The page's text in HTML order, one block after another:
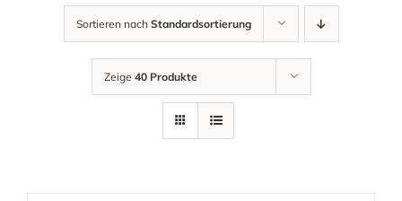
Sortieren nach Standardsortierung
Zeige 40 Produkte